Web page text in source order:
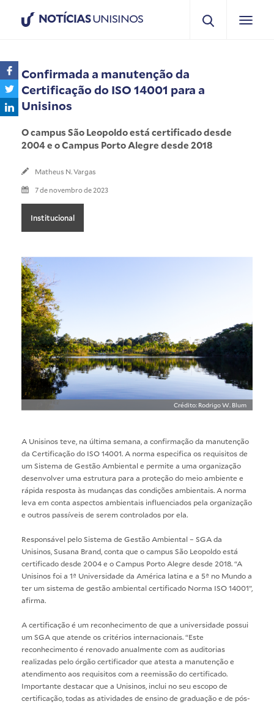
NOTÍCIASUNISINOS
Confirmada a manutenção da
Certificação do ISO 14001 para a
Unisinos
O campus São Leopoldo está certificado desde
2004 e o Campus Porto Alegre desde 2018
Matheus N. Vargas
7 de novembro de 2023
Institucional
Crédito: Rodrigo W. Blum
A Unisinos teve, na última semana, a confirmação da manutenção
da Certificação do ISO 14001. A norma especifica os requisitos de
um Sistema de Gestão Ambiental e permite a uma organização
desenvolver uma estrutura para a proteção do meio ambiente e
rápida resposta às mudanças das condições ambientais. A norma
leva em conta aspectos ambientais influenciados pela organização
e outros passíveis de serem controlados por ela.
Responsável pelo Sistema de Gestão Ambiental – SGA da
Unisinos, Susana Brand, conta que o campus São Leopoldo está
certificado desde 2004 e o Campus Porto Alegre desde 2018. “A
Unisinos foi a 1ª Universidade da América latina e a 5ª no Mundo a
ter um sistema de gestão ambiental certificado Norma ISO 14001”,
afirma.
A certificação é um reconhecimento de que a universidade possui
um SGA que atende os critérios internacionais. “Este
reconhecimento é renovado anualmente com as auditorias
realizadas pelo órgão certificador que atesta a manutenção e
atendimento aos requisitos com a reemissão do certificado.
Importante destacar que a Unisinos, inclui no seu escopo de
certificação, todas as atividades de ensino de graduação e de pós-